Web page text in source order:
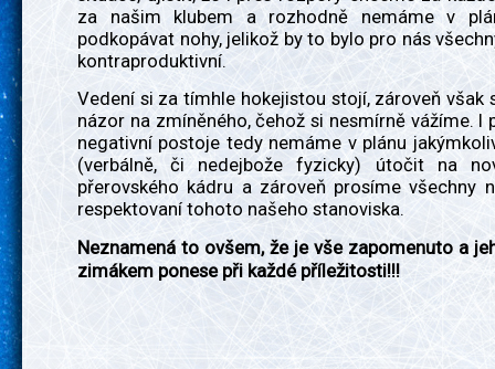
za našim klubem a rozhodně nemáme v
podkopávat nohy, jelikož by to bylo pro nás
kontraproduktivní.
Vedení si za tímhle hokejistou stojí, zároveň však
názor na zmíněného, čehož si nesmírně vážíme. I
negativní postoje tedy nemáme v plánu
(verbálně, či nedejbože fyzicky) útočit na
přerovského kádru a zároveň prosíme všechny
respektovaní tohoto našeho stanoviska.
Neznamená to ovšem, že je vše zapomenuto a
zimákem ponese při každé příležitosti!!!